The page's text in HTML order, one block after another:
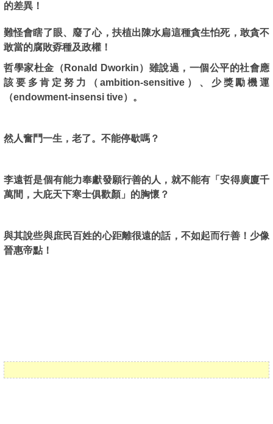
的差異！
難怪會瞎了眼、廢了心，扶植出陳水扁這種貪生怕死，敢貪不
敢當的腐敗孬種及政權！
哲學家杜金（Ronald Dworkin）雖說過，一個公平的社會應
該要多肯定努力（ambition-sensitive）、少獎勵機運
（endowment-insensi tive）。
然人奮鬥一生，老了。不能停歇嗎？
李遠哲是個有能力奉獻發願行善的人，就不能有「安得廣廈千
萬間，大庇天下寒士俱歡顏」的胸懷？
與其說些與庶民百姓的心距離很遠的話，不如起而行善！少像
晉惠帝點！